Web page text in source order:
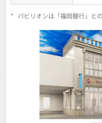
* パビリオンは「福岡銀行」と